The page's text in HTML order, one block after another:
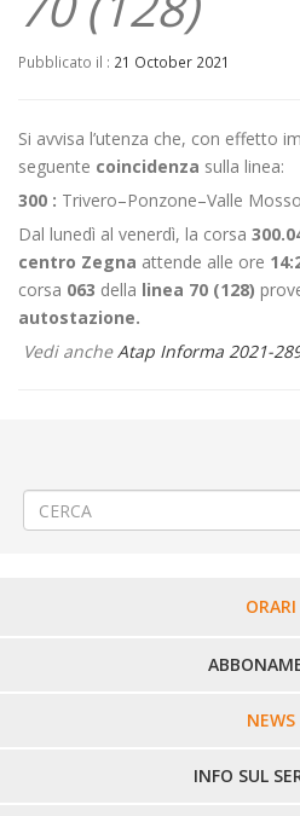
Pubblicato il : 21 October 2021
Si avvisa l’utenza che, con effetto
seguente coincidenza sulla linea:
300 : Trivero–Ponzone–Valle
Dal lunedì al venerdì, la corsa
centro Zegna attende alle ore
corsa 063 della linea 70 (128)
autostazione.
Vedi ancheAtap Informa 2021-
ORARI
PERCORSI
LINEE URBANE
LINEE
NEWS
INFO SUL